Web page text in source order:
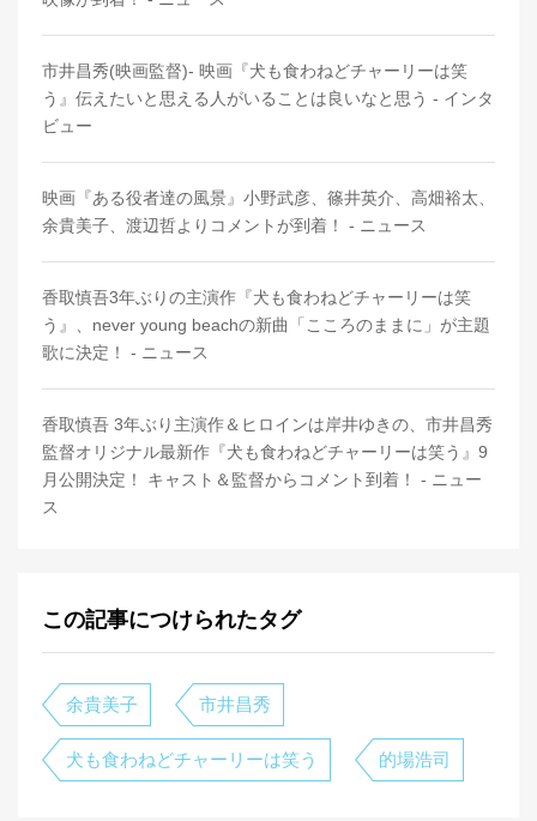
市井昌秀(映画監督)- 映画『犬も食わねどチャーリーは笑
う』伝えたいと思える人がいることは良いなと思う - インタ
ビュー
映画『ある役者達の風景』小野武彦、篠井英介、高畑裕太、
余貴美子、渡辺哲よりコメントが到着！ - ニュース
香取慎吾3年ぶりの主演作『犬も食わねどチャーリーは笑
う』、never young beachの新曲「こころのままに」が主題
歌に決定！ - ニュース
香取慎吾 3年ぶり主演作＆ヒロインは岸井ゆきの、市井昌秀
監督オリジナル最新作『犬も食わねどチャーリーは笑う』9
月公開決定！ キャスト＆監督からコメント到着！ - ニュー
ス
この記事につけられたタグ
余貴美子 市井昌秀
犬も食わねどチャーリーは笑う 的場浩司